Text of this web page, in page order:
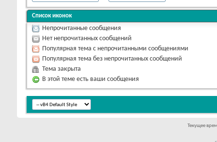
Список иконок
Непрочитанные сообщения
Нет непрочитанных сообщений
Популярная тема с непрочитанными сообщениями
Популярная тема без непрочитанных сообщений
Тема закрыта
В этой теме есть ваши сообщения
Текущее